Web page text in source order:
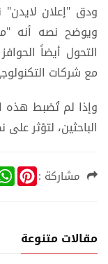
ودق "إعلان لايدن"
ويوضح نصه أنه
التحول أيضاً
مع شركات
وإذا لم تُضبط هذه
الباحثين، لتؤثر
مشاركة : W
h
p
P
i
e
s
مقالات متنوعة